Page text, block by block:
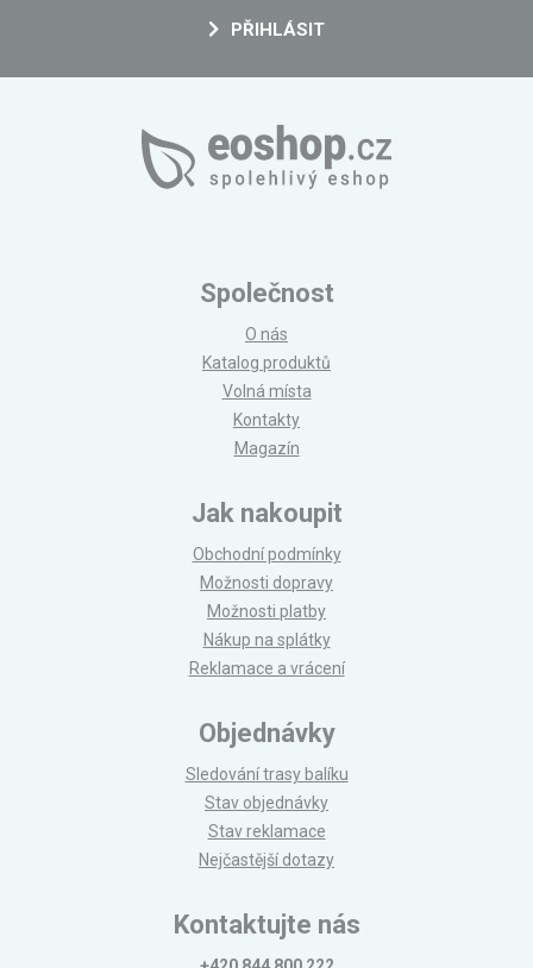
PŘIHLÁSIT
Společnost
O nás
Katalog produktů
Volná místa
Kontakty
Magazín
Jak nakoupit
Obchodní podmínky
Možnosti dopravy
Možnosti platby
Nákup na splátky
Reklamace a vrácení
Objednávky
Sledování trasy balíku
Stav objednávky
Stav reklamace
Nejčastější dotazy
Kontaktujte nás